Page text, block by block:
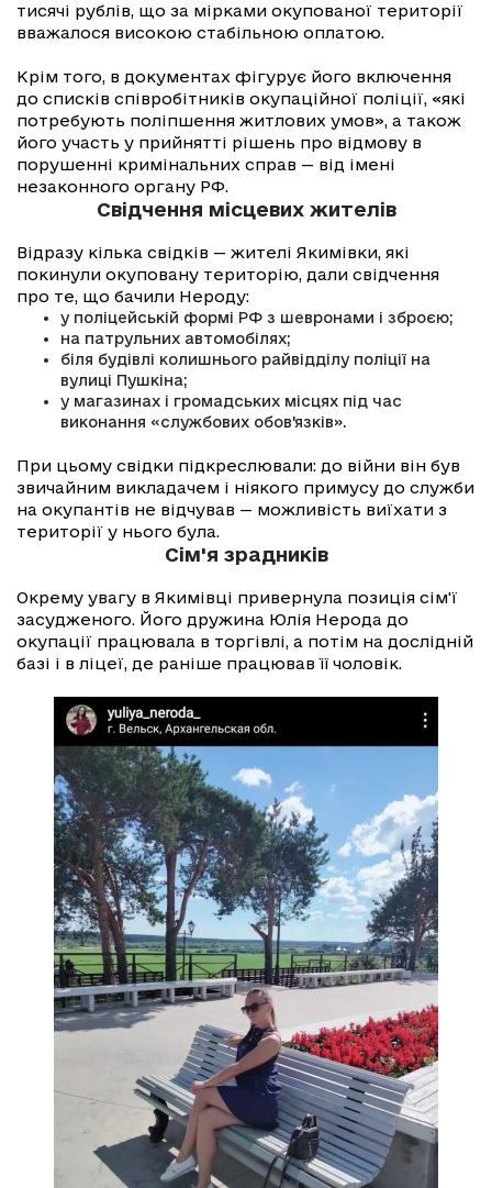
тисячі рублів, що за мірками окупованої території
вважалося високою стабільною оплатою.
Крім того, в документах фігурує його включення
до списків співробітників окупаційної поліції, «які
потребують поліпшення житлових умов», а також
його участь у прийнятті рішень про відмову в
порушенні кримінальних справ — від імені
незаконного органу РФ.
Свідчення місцевих жителів
Відразу кілька свідків — жителі Якимівки, які
покинули окуповану територію, дали свідчення
про те, що бачили Нероду:
у поліцейській формі РФ з шевронами і зброєю;
на патрульних автомобілях;
біля будівлі колишнього райвідділу поліції на
вулиці Пушкіна;
у магазинах і громадських місцях під час
виконання «службових обов'язків».
При цьому свідки підкреслювали: до війни він був
звичайним викладачем і ніякого примусу до служби
на окупантів не відчував — можливість виїхати з
території у нього була.
Сім'я зрадників
Окрему увагу в Якимівці привернула позиція сім'ї
засудженого. Його дружина Юлія Нерода до
окупації працювала в торгівлі, а потім на дослідній
базі і в ліцеї, де раніше працював її чоловік.